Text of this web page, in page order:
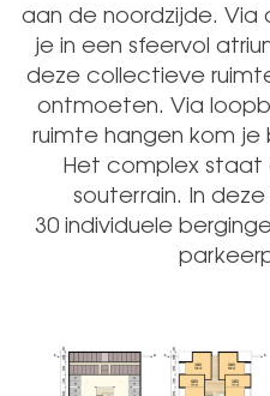
aan de noordzijde.
je in een sfeervol
deze collectieve
ontmoeten. Via
ruimte hangen kom
Het complex staat
souterrain. In
30 individuele